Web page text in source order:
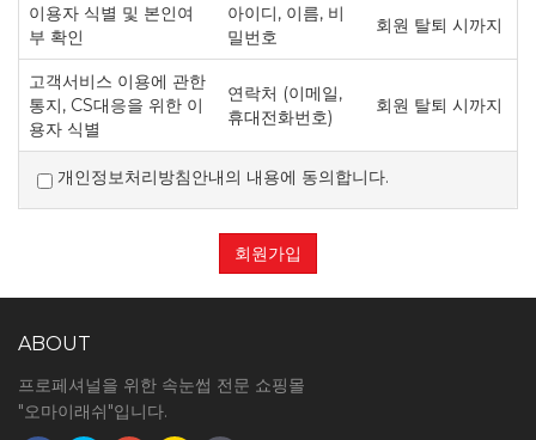
운영하는 사업자의 의미로도 사용합니다.
"이용자"란 "몰"에 접속하여 이 약관에 따라 "몰"이
제공하는 서비스를 받는 회원 및 비회원을 말합니다.
'회원'이라 함은 “몰”에 회원등록을 한 자로서,
계속적으로 "몰"이 제공하는 서비스를 이용할 수 있는
자를 말합니다.
'비회원'이라 함은 회원에 가입하지 않고 "몰"이
제3조 약관 등의 명시와 설명 및 개정
"몰"은 이 약관의 내용과 상호 및 대표자 성명, 영업소
사업자등록번호, 통신판매업 신고번호,
개인정보관리책임자 등을 이용자가 쉽게 알 수 있도록
이용자 식별 및 본인여
부 확인
아이디, 이름, 비
밀번호
회원 탈퇴 시까지
고객서비스 이용에 관한
통지, CS대응을 위한 이
용자 식별
연락처 (이메일,
휴대전화번호)
회원 탈퇴 시까지
개인정보처리방침안내의 내용에 동의합니다.
회원가입
ABOUT
프로페셔널을 위한 속눈썹 전문 쇼핑몰
"오마이래쉬"입니다.